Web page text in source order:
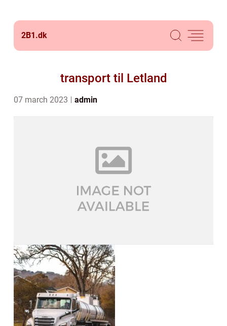
2B1.dk
transport til Letland
07 march 2023 admin